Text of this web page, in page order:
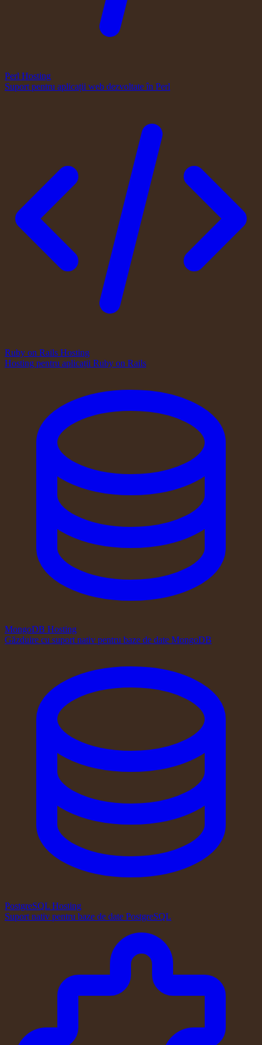
Perl Hosting
Suport pentru aplicații web dezvoltate în Perl
Ruby on Rails Hosting
Hosting pentru aplicații Ruby on Rails
MongoDB Hosting
Găzduire cu suport nativ pentru baze de date MongoDB
PostgreSQL Hosting
Suport nativ pentru baze de date PostgreSQL